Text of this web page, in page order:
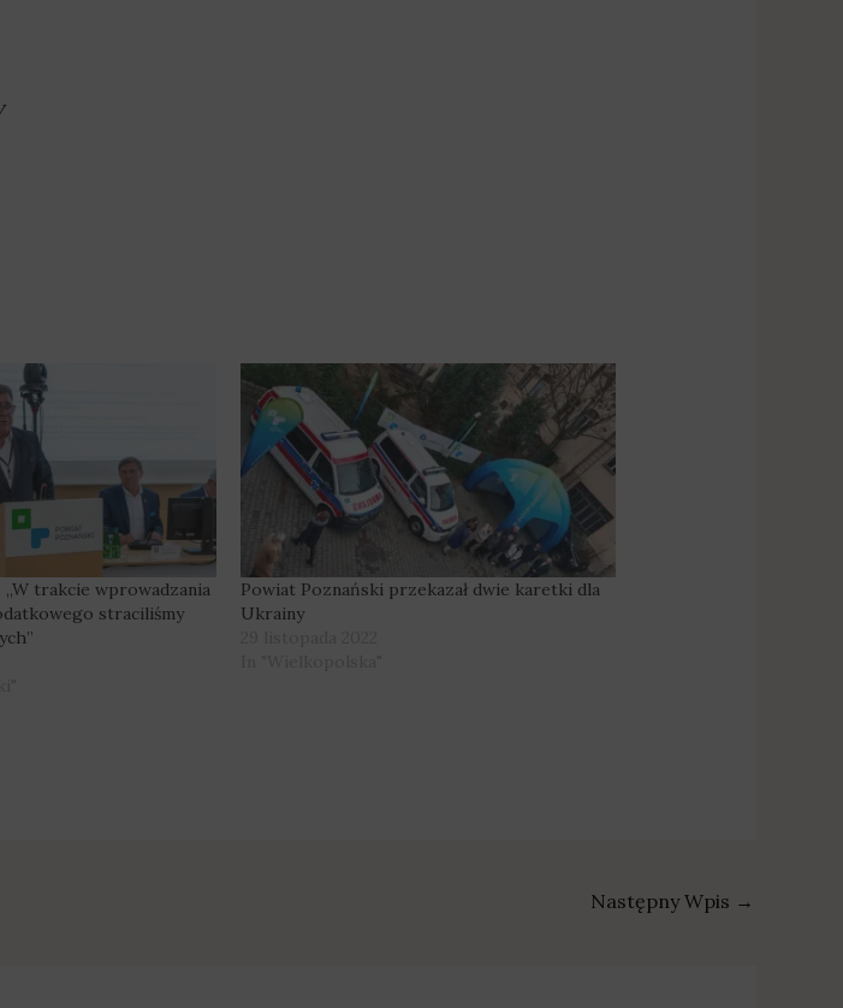
trakcie wprowadzania
straciliśmy
Powiat Poznański przekazał dwie karetki dla
Ukrainy
Następny Wpis →